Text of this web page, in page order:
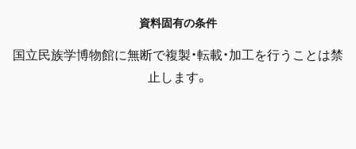
資料固有の条件
国立民族学博物館に無断で複製・転載・加工を行うことは禁
止します。